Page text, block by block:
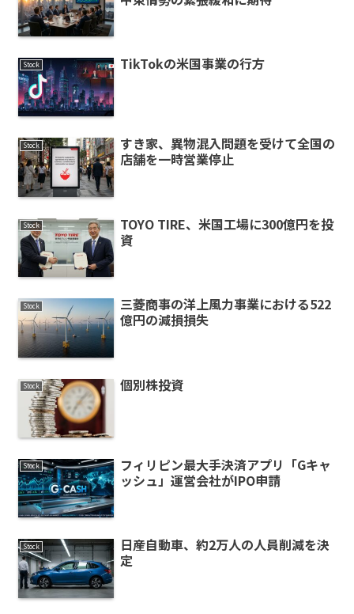
Stock TikTokの米国事業の行方
Stock
すき家、異物混入問題を受けて全国の
店舗を一時営業停止
Stock
TOYO TIRE、米国工場に300億円を投
資
Stock
三菱商事の洋上風力事業における522
億円の減損損失
Stock 個別株投資
Stock
フィリピン最大手決済アプリ「Gキャ
ッシュ」運営会社がIPO申請
Stock
日産自動車、約2万人の人員削減を決
定